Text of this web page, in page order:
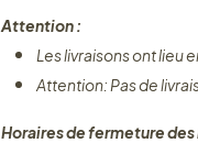
Attention :
Les livraisons ont lieu
Attention: Pas de
Horaires de fermeture des